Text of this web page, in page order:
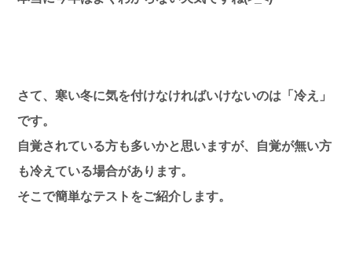
さて、寒い冬に気を付けなければいけないのは「冷え」
です。
自覚されている方も多いかと思いますが、自覚が無い方
も冷えている場合があります。
そこで簡単なテストをご紹介します。